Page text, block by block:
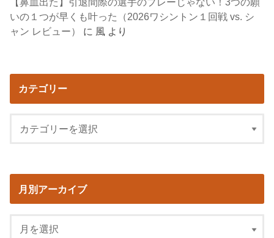
いの１つが早くも叶った（2026ワシントン１回戦 vs. シ
ャン レビュー）
に 風 より
カテゴリー
月別アーカイブ